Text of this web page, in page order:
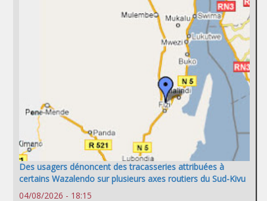
Des usagers dénoncent des tracasseries attribuées à
certains Wazalendo sur plusieurs axes routiers du Sud-Kivu
04/08/2026 - 18:15